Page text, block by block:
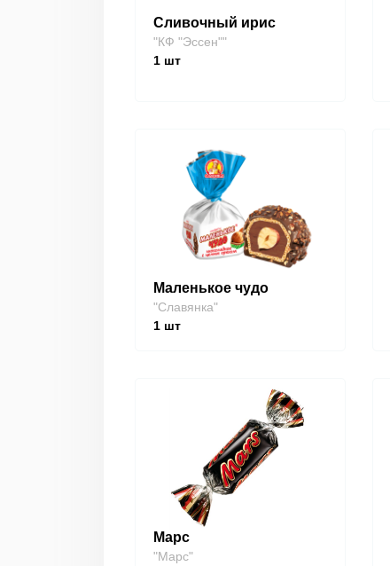
Сливочный ирис
"КФ "Эссен""
1 шт
Маленькое чудо
"Славянка"
1 шт
Марс
"Марс"